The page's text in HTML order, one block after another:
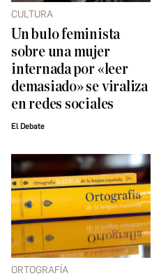
CULTURA
Un bulo feminista
sobre una mujer
internada por «leer
demasiado» se viraliza
en redes sociales
El Debate
ORTOGRAFÍA